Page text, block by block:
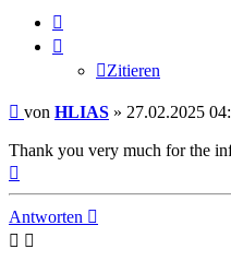
Zitieren
Beitrag
von HLIAS » 27.02.2025
Thank you very much for the
Antworten